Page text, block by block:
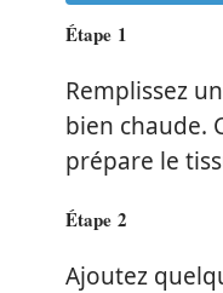
Étape 1
Remplissez
bien chaude.
prépare le
Étape 2
Ajoutez